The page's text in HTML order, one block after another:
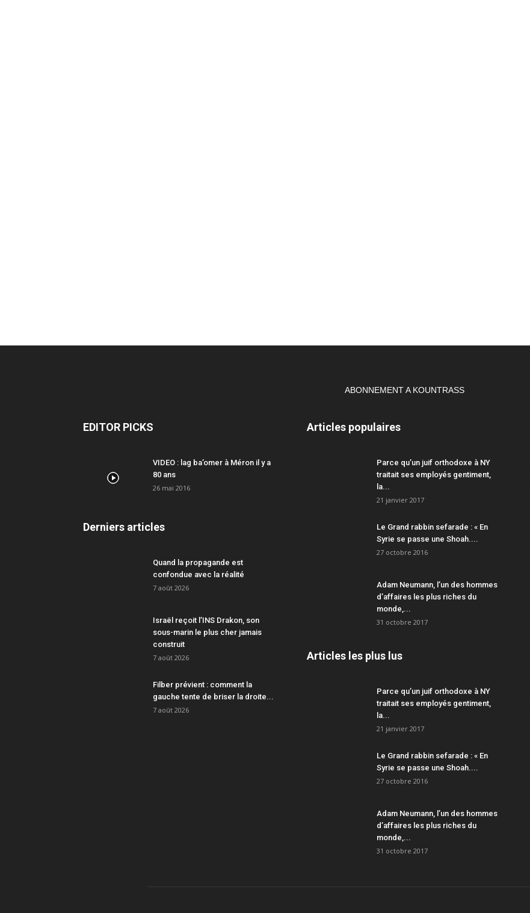
ABONNEMENT A KOUNTRASS
EDITOR PICKS
VIDEO : lag ba’omer à Méron il y a
80 ans
26 mai 2016
Derniers articles
Quand la propagande est
confondue avec la réalité
7 août 2026
Israël reçoit l’INS Drakon, son
sous-marin le plus cher jamais
construit
7 août 2026
Filber prévient : comment la
gauche tente de briser la droite...
7 août 2026
Articles populaires
Parce qu’un juif orthodoxe à NY
traitait ses employés gentiment,
la...
21 janvier 2017
Le Grand rabbin sefarade : « En
Syrie se passe une Shoah....
27 octobre 2016
Adam Neumann, l’un des hommes
d’affaires les plus riches du
monde,...
31 octobre 2017
Articles les plus lus
Parce qu’un juif orthodoxe à NY
traitait ses employés gentiment,
la...
21 janvier 2017
Le Grand rabbin sefarade : « En
Syrie se passe une Shoah....
27 octobre 2016
Adam Neumann, l’un des hommes
d’affaires les plus riches du
monde,...
31 octobre 2017